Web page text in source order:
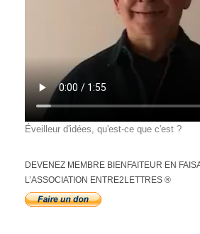
Éveilleur d'idées, qu'est-ce que c'est ?
DEVENEZ MEMBRE BIENFAITEUR EN
L’ASSOCIATION ENTRE2LETTRES ®